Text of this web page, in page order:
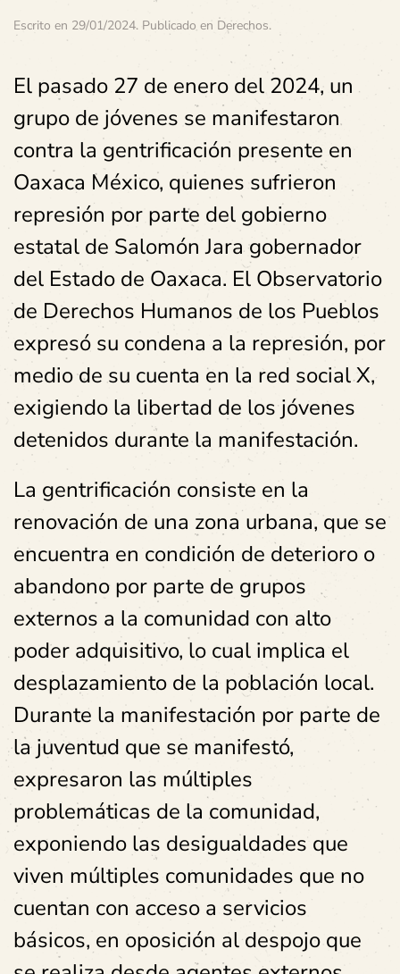
Escrito en 29/01/2024. Publicado en Derechos.
El pasado 27 de enero del 2024, un
grupo de jóvenes se manifestaron
contra la gentrificación presente en
Oaxaca México, quienes sufrieron
represión por parte del gobierno
estatal de Salomón Jara gobernador
del Estado de Oaxaca. El Observatorio
de Derechos Humanos de los Pueblos
expresó su condena a la represión, por
medio de su cuenta en la red social X,
exigiendo la libertad de los jóvenes
detenidos durante la manifestación.
La gentrificación consiste en la
renovación de una zona urbana, que se
encuentra en condición de deterioro o
abandono por parte de grupos
externos a la comunidad con alto
poder adquisitivo, lo cual implica el
desplazamiento de la población local.
Durante la manifestación por parte de
la juventud que se manifestó,
expresaron las múltiples
problemáticas de la comunidad,
exponiendo las desigualdades que
viven múltiples comunidades que no
cuentan con acceso a servicios
básicos, en oposición al despojo que